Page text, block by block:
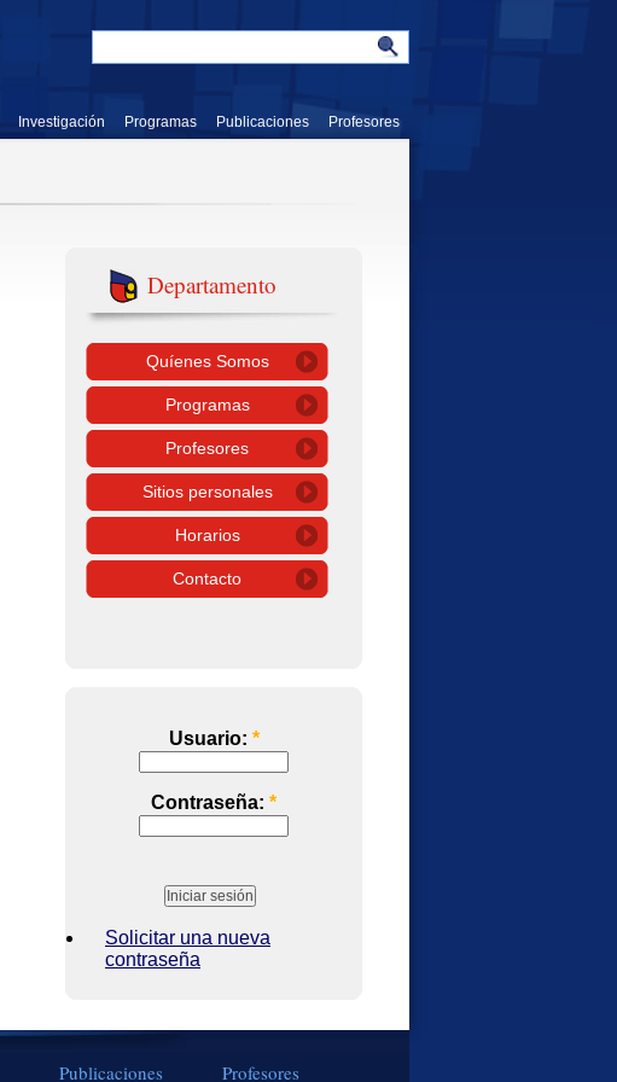
Investigación Programas Publicaciones Profesores
Departamento
Quíenes Somos
Programas
Profesores
Sitios personales
Horarios
Contacto
Usuario: *
Contraseña: *
Solicitar una nueva
contraseña
Publicaciones Profesores